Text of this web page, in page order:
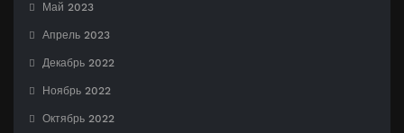
Май 2023
Апрель 2023
Декабрь 2022
Ноябрь 2022
Октябрь 2022